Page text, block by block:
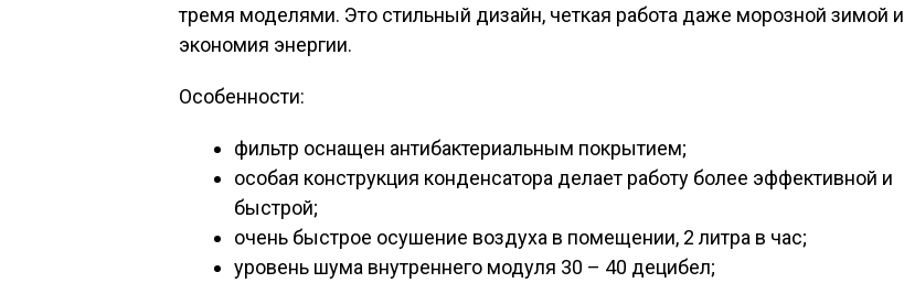
тремя моделями. Это стильный дизайн, четкая работа даже морозной зимой и
экономия энергии.
Особенности:
фильтр оснащен антибактериальным покрытием;
особая конструкция конденсатора делает работу более эффективной и
быстрой;
очень быстрое осушение воздуха в помещении, 2 литра в час;
уровень шума внутреннего модуля 30 – 40 децибел;